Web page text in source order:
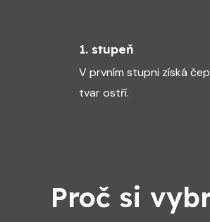
1. stupeň
V prvním stupni získá
tvar ostří.
Proč si